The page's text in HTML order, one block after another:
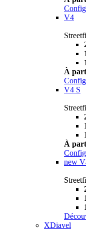
V4
À
V4 S
À
new
XDiavel